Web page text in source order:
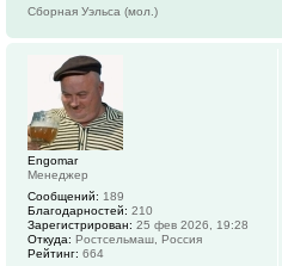
Сборная Уэльса (мол.)
Engomar
Менеджер
Сообщений: 189
Благодарностей: 210
Зарегистрирован: 25 фев 2026, 19:28
Откуда: Ростсельмаш, Россия
Рейтинг: 664